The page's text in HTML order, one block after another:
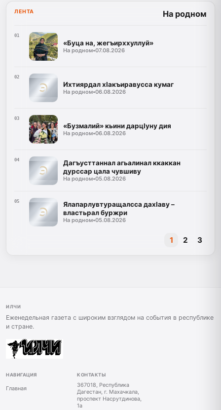
ЛЕНТА На родном
01
«Буца на, жегъирххуллуй»
На родном•07.08.2026
02
Ихтиярдал хIакъиравусса кумаг
На родном•06.08.2026
03
«Бузмалий» кьини дарцIуну дия
На родном•06.08.2026
04
Дагъусттаннал агьалинал ккаккан
дурссар цала чувшиву
На родном•05.08.2026
05
Ялапарлувтуращалсса дахIаву –
властьрал буржри
На родном•05.08.2026
1 2 3
ИЛЧИ
Еженедельная газета с широким взглядом на события в республике
и стране.
НАВИГАЦИЯ
Главная
КОНТАКТЫ
367018, Республика
Дагестан, г. Махачкала,
проспект Насрутдинова,
1а